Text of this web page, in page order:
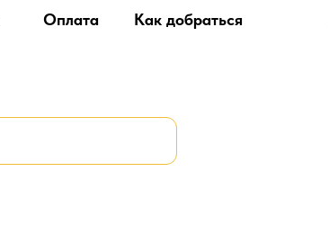
Оплата Как добраться